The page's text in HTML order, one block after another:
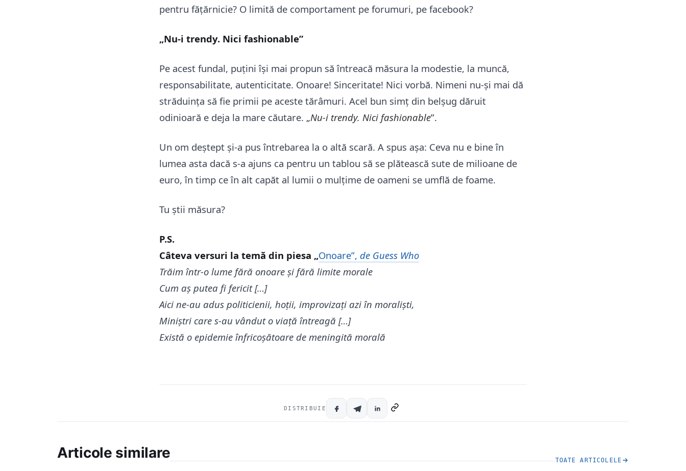
pentru fățărnicie? O limită de comportament pe forumuri, pe facebook?
„Nu-i trendy. Nici fashionable”
Pe acest fundal, puțini își mai propun să întreacă măsura la modestie, la muncă,
responsabilitate, autenticitate. Onoare! Sinceritate! Nici vorbă. Nimeni nu-și mai dă
străduința să fie primii pe aceste tărâmuri. Acel bun simț din belșug dăruit
odinioară e deja la mare căutare. „Nu-i trendy. Nici fashionable”.
Un om deștept și-a pus întrebarea la o altă scară. A spus așa: Ceva nu e bine în
lumea asta dacă s-a ajuns ca pentru un tablou să se plătească sute de milioane de
euro, în timp ce în alt capăt al lumii o mulțime de oameni se umflă de foame.
Tu știi măsura?
P.S.
Câteva versuri la temă din piesa „Onoare”, de Guess Who
Trăim într-o lume fără onoare și fără limite morale
Cum aș putea fi fericit […]
Aici ne-au adus politicienii, hoții, improvizați azi în moraliști,
Miniștri care s-au vândut o viață întreagă […]
Există o epidemie înfricoșătoare de meningită morală
DISTRIBUIE
Articole similare TOATE ARTICOLELE